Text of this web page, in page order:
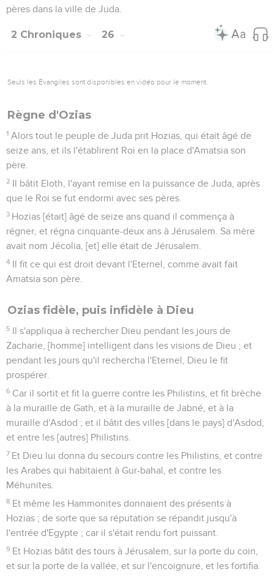
pères dans la ville de Juda.
2 Chroniques 26
Seuls les Évangiles sont disponibles en vidéo pour le moment.
Règne d'Ozias
1 Alors tout le peuple de Juda prit Hozias, qui était âgé de
seize ans, et ils l'établirent Roi en la place d'Amatsia son
père.
2 Il bâtit Eloth, l'ayant remise en la puissance de Juda, après
que le Roi se fut endormi avec ses pères.
3 Hozias [était] âgé de seize ans quand il commença à
régner, et régna cinquante-deux ans à Jérusalem. Sa mère
avait nom Jécolia, [et] elle était de Jérusalem.
4 Il fit ce qui est droit devant l'Eternel, comme avait fait
Amatsia son père.
Ozias fidèle, puis infidèle à Dieu
5 Il s'appliqua à rechercher Dieu pendant les jours de
Zacharie, [homme] intelligent dans les visions de Dieu ; et
pendant les jours qu'il rechercha l'Eternel, Dieu le fit
prospérer.
6 Car il sortit et fit la guerre contre les Philistins, et fit brèche
à la muraille de Gath, et à la muraille de Jabné, et à la
muraille d'Asdod ; et il bâtit des villes [dans le pays] d'Asdod,
et entre les [autres] Philistins.
7 Et Dieu lui donna du secours contre les Philistins, et contre
les Arabes qui habitaient à Gur-bahal, et contre les
Méhunites.
8 Et même les Hammonites donnaient des présents à
Hozias ; de sorte que sa réputation se répandit jusqu'à
l'entrée d'Egypte ; car il s'était rendu fort puissant.
9 Et Hozias bâtit des tours à Jérusalem, sur la porte du coin,
et sur la porte de la vallée, et sur l'encoignure, et les fortifia.